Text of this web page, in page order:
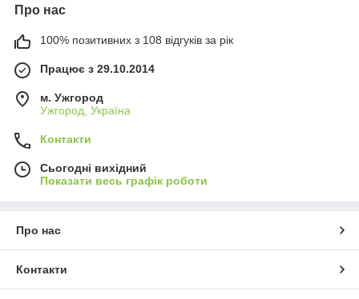
Про нас
100% позитивних з 108 відгуків за рік
Працює з 29.10.2014
м. Ужгород
Ужгород, Україна
Контакти
Сьогодні вихідний
Показати весь графік роботи
Про нас
Контакти